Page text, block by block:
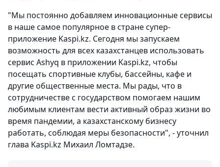
"Мы постоянно добавляем инновационные сервисы
в наше самое популярное в стране супер-
приложение Kaspi.kz. Сегодня мы запускаем
возможность для всех казахстанцев использовать
сервис Ashyq в приложении Kaspi.kz, чтобы
посещать спортивные клубы, бассейны, кафе и
другие общественные места. Мы рады, что в
сотрудничестве с государством помогаем нашим
любимым клиентам вести активный образ жизни во
время пандемии, а казахстанскому бизнесу
работать, соблюдая меры безопасности", - уточнил
глава Kaspi.kz Михаил Ломтадзе.